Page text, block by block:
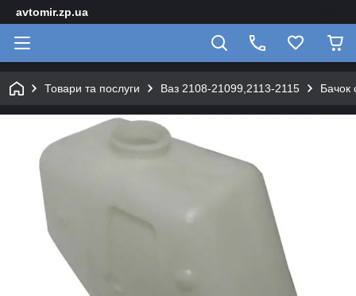
avtomir.zp.ua
Товари та послуги Ваз 2108-21099,2113-2115 Бачок